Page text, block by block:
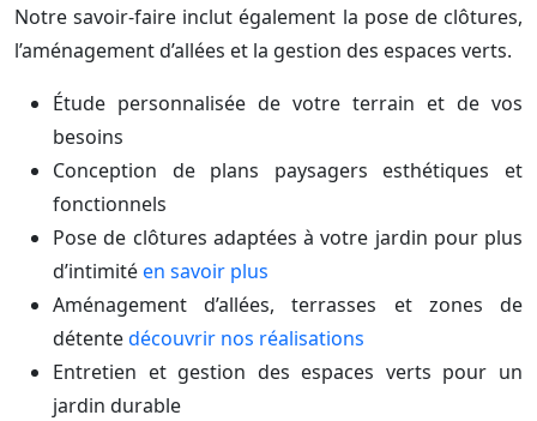
Notre savoir-faire inclut également la pose de clôtures,
l’aménagement d’allées et la gestion des espaces verts.
Étude personnalisée de votre terrain et de vos
besoins
Conception de plans paysagers esthétiques et
fonctionnels
Pose de clôtures adaptées à votre jardin pour plus
d’intimitéen savoir plus
Aménagement d’allées, terrasses et zones de
détentedécouvrir nos réalisations
Entretien et gestion des espaces verts pour un
jardin durable